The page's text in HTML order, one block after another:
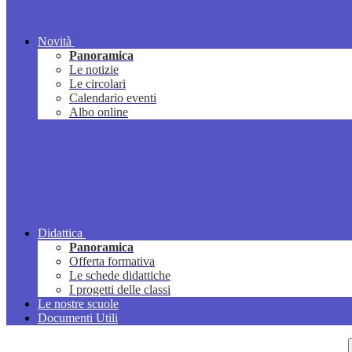
Novità
Panoramica
Le notizie
Le circolari
Calendario eventi
Albo online
Didattica
Panoramica
Offerta formativa
Le schede didattiche
I progetti delle classi
Le nostre scuole
Documenti Utili